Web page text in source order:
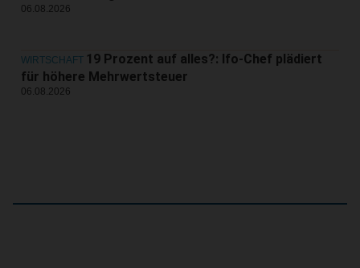
06.08.2026
WIRTSCHAFT 19 Prozent auf alles?: Ifo-Chef plädiert
für höhere Mehrwertsteuer
06.08.2026